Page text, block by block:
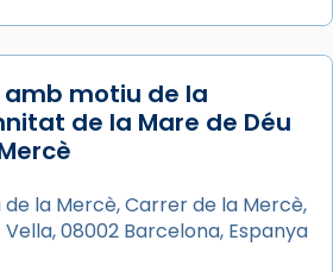
de Barcelona
amb motiu de la
de la Mare de Déu
de la Mercè, Carrer de la Mercè,
Vella, 08002 Barcelona, Espanya